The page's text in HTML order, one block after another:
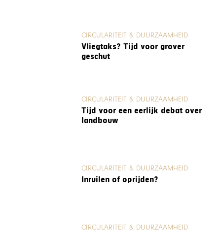
CIRCULARITEIT & DUURZAAMHEID
Vliegtaks? Tijd voor grover
geschut
CIRCULARITEIT & DUURZAAMHEID
Tijd voor een eerlijk debat over
landbouw
CIRCULARITEIT & DUURZAAMHEID
Inruilen of oprijden?
CIRCULARITEIT & DUURZAAMHEID